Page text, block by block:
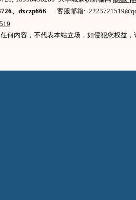
、dxczp666 客服邮箱:
何内容，不代表本站立场，如侵犯您权益